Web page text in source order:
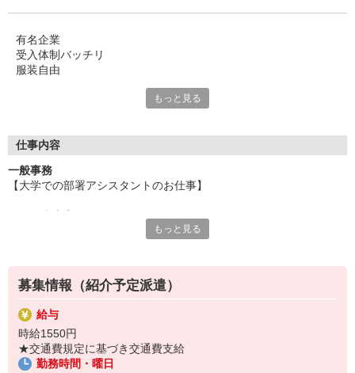
有名企業
受入体制バッチリ
服装自由
≪正社員や契約社員が目指せる紹介予定派遣！≫
正社員や契約社員などの直接雇用を前提に、
派遣社員として、職場での勤務を実際に
経験していただくので、入社後のミスマッチを
大手企業や未経験OKなど様々お仕事をご用意！
もっと見る
仕事内容
一般事務
【大学での部署アシスタントのお仕事】
◆研究倫理・安全管理に関わる各種委員会の事務局業務
・委員会議事録の作成
・所属部署における業務
・他、事務局運営おける業務全般
☆おすすめポイント☆
＊紹介予定派遣でのお仕事です
＊OJTでシステムや業務フローを学べる研修あり
もっと見る
募集情報（紹介予定派遣）
給与
時給1550円
★交通費規定に基づき交通費支給
勤務時間・曜日